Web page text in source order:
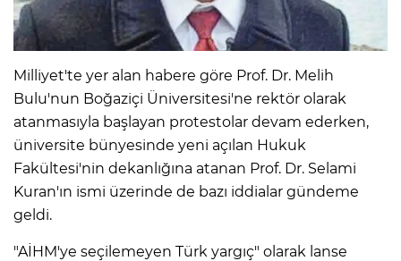
Milliyet'te yer alan habere göre Prof. Dr. Melih
Bulu'nun Boğaziçi Üniversitesi'ne rektör olarak
atanmasıyla başlayan protestolar devam ederken,
üniversite bünyesinde yeni açılan Hukuk
Fakültesi'nin dekanlığına atanan Prof. Dr. Selami
Kuran'ın ismi üzerinde de bazı iddialar gündeme
geldi.
"AİHM'ye seçilemeyen Türk yargıç" olarak lanse